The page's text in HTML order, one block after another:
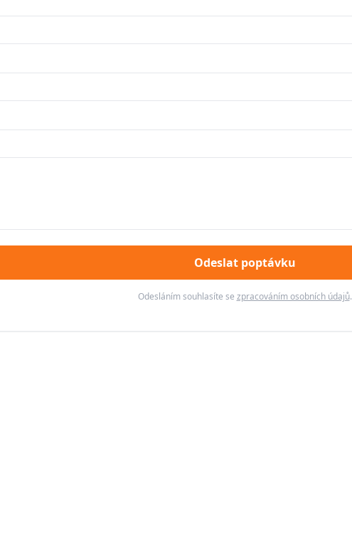
Odeslat poptávku
Odesláním souhlasíte se zpracováním osobních údajů.